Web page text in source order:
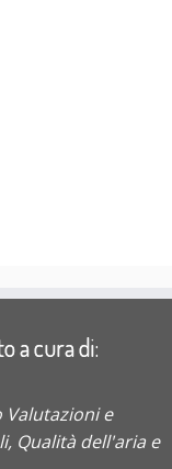
a cura di:
Valutazioni e
Qualità dell'aria e